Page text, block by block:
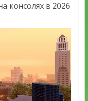
консолях в 2026